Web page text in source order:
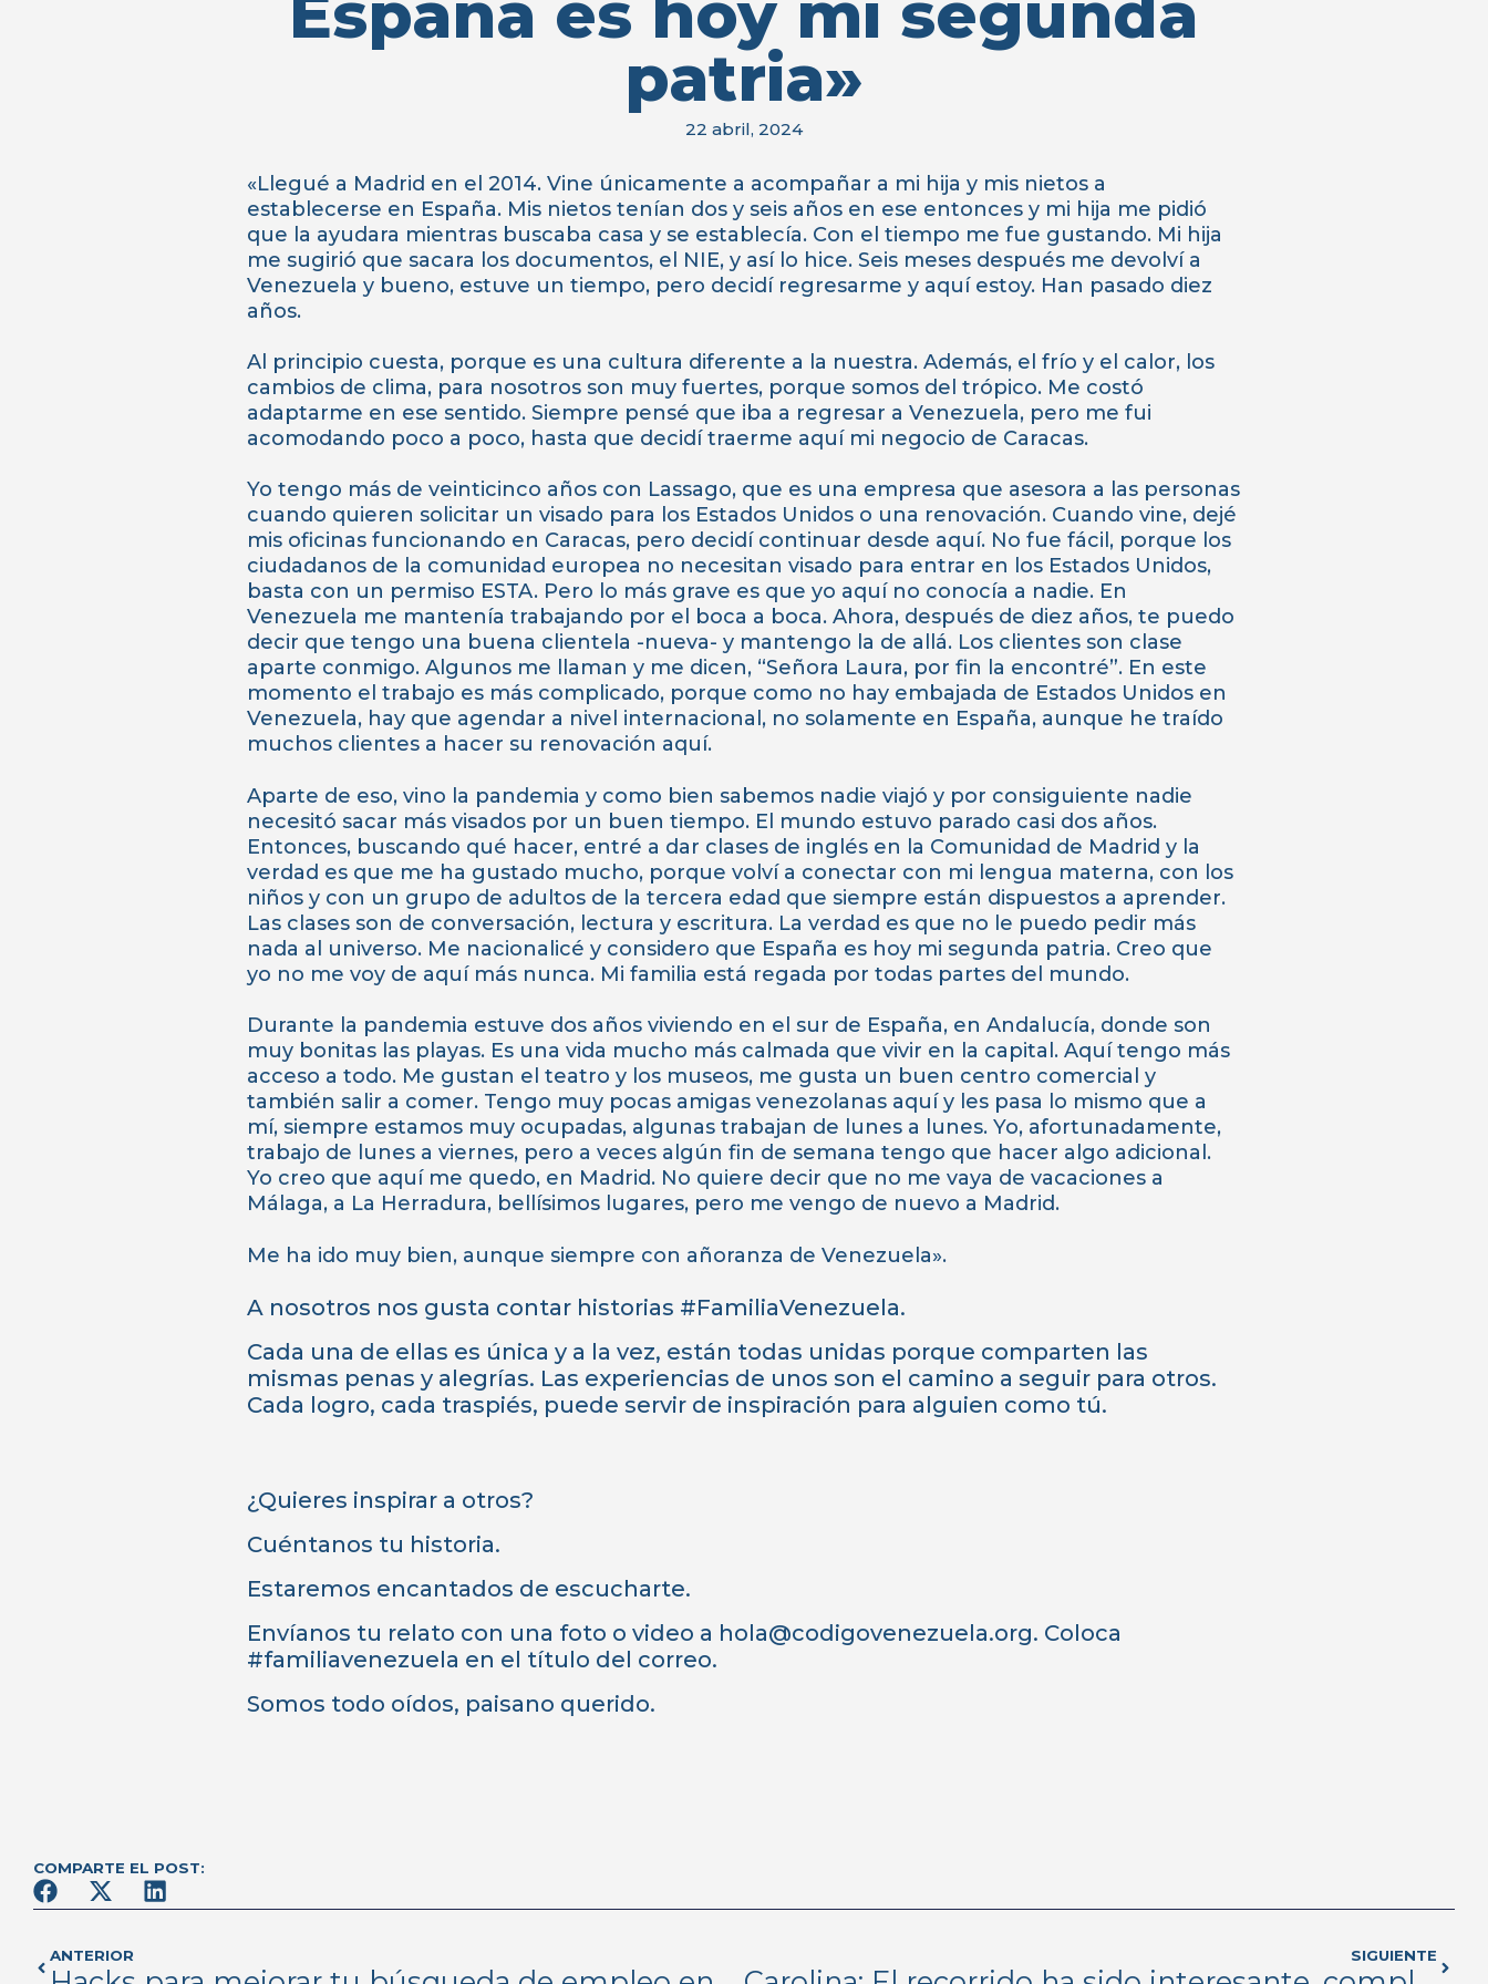
patria»
22 abril, 2024
«Llegué a Madrid en el 2014. Vine únicamente a acompañar a mi hija y mis nietos a
establecerse en España. Mis nietos tenían dos y seis años en ese entonces y mi hija me pidió
que la ayudara mientras buscaba casa y se establecía. Con el tiempo me fue gustando. Mi hija
me sugirió que sacara los documentos, el NIE, y así lo hice. Seis meses después me devolví a
Venezuela y bueno, estuve un tiempo, pero decidí regresarme y aquí estoy. Han pasado diez
años.
Al principio cuesta, porque es una cultura diferente a la nuestra. Además, el frío y el calor, los
cambios de clima, para nosotros son muy fuertes, porque somos del trópico. Me costó
adaptarme en ese sentido. Siempre pensé que iba a regresar a Venezuela, pero me fui
acomodando poco a poco, hasta que decidí traerme aquí mi negocio de Caracas.
Yo tengo más de veinticinco años con Lassago, que es una empresa que asesora a las personas
cuando quieren solicitar un visado para los Estados Unidos o una renovación. Cuando vine, dejé
mis oficinas funcionando en Caracas, pero decidí continuar desde aquí. No fue fácil, porque los
ciudadanos de la comunidad europea no necesitan visado para entrar en los Estados Unidos,
basta con un permiso ESTA. Pero lo más grave es que yo aquí no conocía a nadie. En
Venezuela me mantenía trabajando por el boca a boca. Ahora, después de diez años, te puedo
decir que tengo una buena clientela -nueva- y mantengo la de allá. Los clientes son clase
aparte conmigo. Algunos me llaman y me dicen, “Señora Laura, por fin la encontré”. En este
momento el trabajo es más complicado, porque como no hay embajada de Estados Unidos en
Venezuela, hay que agendar a nivel internacional, no solamente en España, aunque he traído
muchos clientes a hacer su renovación aquí.
Aparte de eso, vino la pandemia y como bien sabemos nadie viajó y por consiguiente nadie
necesitó sacar más visados por un buen tiempo. El mundo estuvo parado casi dos años.
Entonces, buscando qué hacer, entré a dar clases de inglés en la Comunidad de Madrid y la
verdad es que me ha gustado mucho, porque volví a conectar con mi lengua materna, con los
niños y con un grupo de adultos de la tercera edad que siempre están dispuestos a aprender.
Las clases son de conversación, lectura y escritura. La verdad es que no le puedo pedir más
nada al universo. Me nacionalicé y considero que España es hoy mi segunda patria. Creo que
yo no me voy de aquí más nunca. Mi familia está regada por todas partes del mundo.
Durante la pandemia estuve dos años viviendo en el sur de España, en Andalucía, donde son
muy bonitas las playas. Es una vida mucho más calmada que vivir en la capital. Aquí tengo más
acceso a todo. Me gustan el teatro y los museos, me gusta un buen centro comercial y
también salir a comer. Tengo muy pocas amigas venezolanas aquí y les pasa lo mismo que a
mí, siempre estamos muy ocupadas, algunas trabajan de lunes a lunes. Yo, afortunadamente,
trabajo de lunes a viernes, pero a veces algún fin de semana tengo que hacer algo adicional.
Yo creo que aquí me quedo, en Madrid. No quiere decir que no me vaya de vacaciones a
Málaga, a La Herradura, bellísimos lugares, pero me vengo de nuevo a Madrid.
Me ha ido muy bien, aunque siempre con añoranza de Venezuela».
A nosotros nos gusta contar historias #FamiliaVenezuela.
Cada una de ellas es única y a la vez, están todas unidas porque comparten las
mismas penas y alegrías. Las experiencias de unos son el camino a seguir para otros.
Cada logro, cada traspiés, puede servir de inspiración para alguien como tú.
¿Quieres inspirar a otros?
Cuéntanos tu historia.
Estaremos encantados de escucharte.
Envíanos tu relato con una foto o video a hola@codigovenezuela.org. Coloca
#familiavenezuela en el título del correo.
Somos todo oídos, paisano querido.
COMPARTE EL POST:
ANTERIOR SIGUIENTE